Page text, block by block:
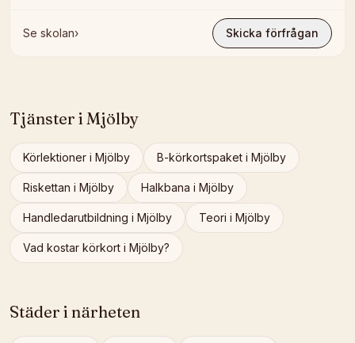
Se skolan› Skicka förfrågan
Tjänster i Mjölby
Körlektioner i Mjölby B-körkortspaket i Mjölby
Riskettan i Mjölby Halkbana i Mjölby
Handledarutbildning i Mjölby Teori i Mjölby
Vad kostar körkort i Mjölby?
Städer i närheten